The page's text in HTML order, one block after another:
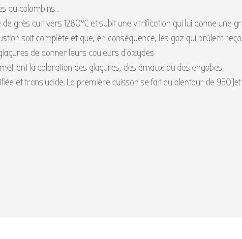
au colombins…
grès cuit vers 1280°C et subit une vitrification qui lui donne une
soit complète et que, en conséquence, les gaz qui brûlent
de donner leurs couleurs d’oxydes
la coloration des glaçures, des émaux ou des engobes.
et translucide. La première cuisson se fait au alentour de